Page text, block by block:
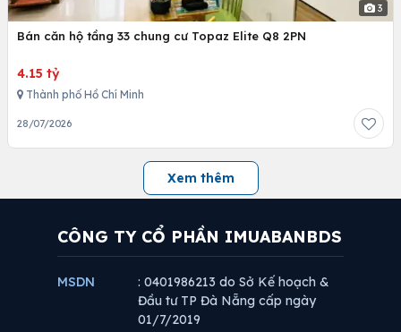
3
Bán căn hộ tầng 33 chung cư Topaz Elite Q8 2PN
4.15 tỷ
Thành phố Hồ Chí Minh
28/07/2026
Xem thêm
CÔNG TY CỔ PHẦN IMUABANBDS
MSDN
: 0401986213 do Sở Kế hoạch &
Đầu tư TP Đà Nẵng cấp ngày
01/7/2019